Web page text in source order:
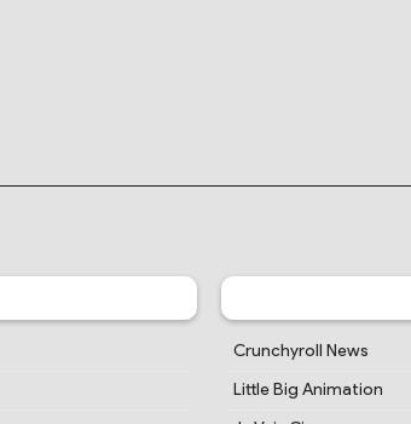
Crunchyroll News
Little Big Animation